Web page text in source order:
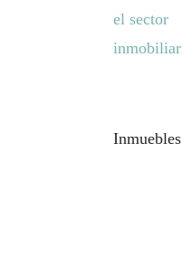
Inmuebles